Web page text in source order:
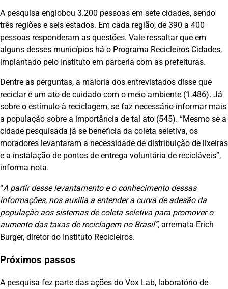
A pesquisa englobou 3.200 pessoas em sete cidades, sendo
três regiões e seis estados. Em cada região, de 390 a 400
pessoas responderam as questões. Vale ressaltar que em
alguns desses municípios há o Programa Recicleiros Cidades,
implantado pelo Instituto em parceria com as prefeituras.
Dentre as perguntas, a maioria dos entrevistados disse que
reciclar é um ato de cuidado com o meio ambiente (1.486). Já
sobre o estímulo à reciclagem, se faz necessário informar mais
a população sobre a importância de tal ato (545). “Mesmo se a
cidade pesquisada já se beneficia da coleta seletiva, os
moradores levantaram a necessidade de distribuição de lixeiras
e a instalação de pontos de entrega voluntária de recicláveis”,
informa nota.
“A partir desse levantamento e o conhecimento dessas
informações, nos auxilia a entender a curva de adesão da
população aos sistemas de coleta seletiva para promover o
aumento das taxas de reciclagem no Brasil“, arremata Erich
Burger, diretor do Instituto Recicleiros.
Próximos passos
A pesquisa fez parte das ações do Vox Lab, laboratório de